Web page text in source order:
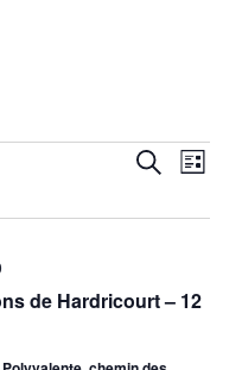
de
Recherche
Liste
de Hardricourt – 12